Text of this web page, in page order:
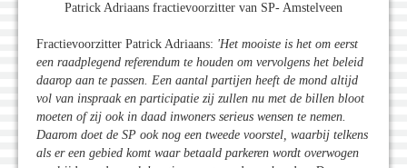
Patrick Adriaans fractievoorzitter van SP- Amstelveen
Fractievoorzitter Patrick Adriaans: 'Het mooiste is het om eerst
een raadplegend referendum te houden om vervolgens het beleid
daarop aan te passen. Een aantal partijen heeft de mond altijd
vol van inspraak en participatie zij zullen nu met de billen bloot
moeten of zij ook in daad inwoners serieus wensen te nemen.
Daarom doet de SP ook nog een tweede voorstel, waarbij telkens
als er een gebied komt waar betaald parkeren wordt overwogen